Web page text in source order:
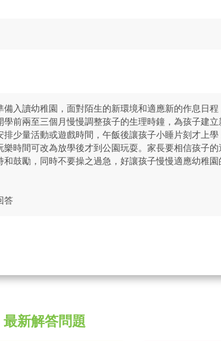
入讀幼稚園，面對陌生的新環境和適應新的作息日
前兩至三個月慢慢調整孩子的生理時鐘，為孩子建
少量活動或遊戲時間，午飯後讓孩子小睡片刻才上
時間可改為放學後才到公園玩耍。家長要相信孩子
鼓勵，同時不要操之過急，好讓孩子慢慢適應幼稚
答
最新解答問題